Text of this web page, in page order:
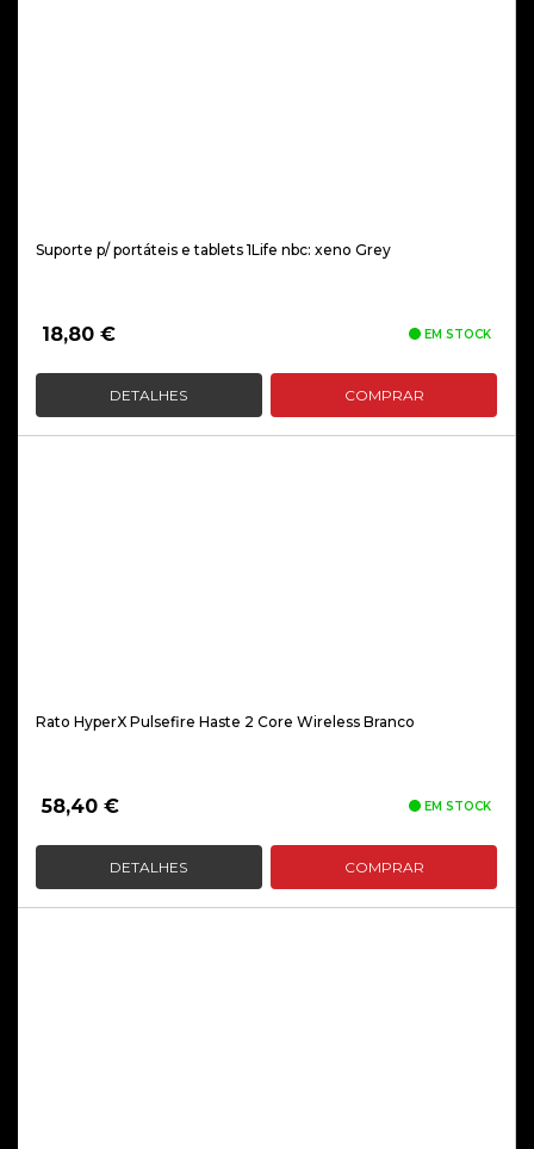
Suporte p/ portáteis e tablets 1Life nbc: xeno Grey
18,80 € EM STOCK
DETALHES COMPRAR
Rato HyperX Pulsefire Haste 2 Core Wireless Branco
58,40 € EM STOCK
DETALHES COMPRAR